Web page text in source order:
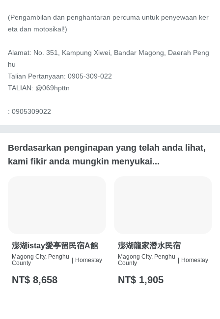
(Pengambilan dan penghantaran percuma untuk penyewaan ker
eta dan motosikal!)
Alamat: No. 351, Kampung Xiwei, Bandar Magong, Daerah Peng
hu
Talian Pertanyaan: 0905-309-022
TALIAN: @069hpttn
: 0905309022
Berdasarkan penginapan yang telah anda lihat,
kami fikir anda mungkin menyukai...
澎湖istay愛亭留民宿A館
Magong City, Penghu
County
| Homestay
NT$ 8,658
澎湖龍家潛水民宿
Magong City, Penghu
County
| Homestay
NT$ 1,905